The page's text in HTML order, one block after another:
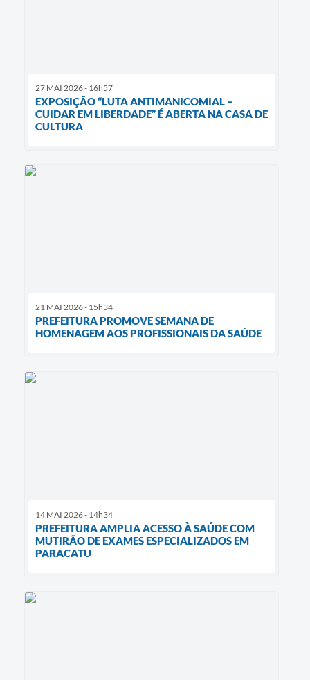
27 MAI 2026 - 16h57
EXPOSIÇÃO “LUTA ANTIMANICOMIAL –
CUIDAR EM LIBERDADE” É ABERTA NA CASA DE
CULTURA
21 MAI 2026 - 15h34
PREFEITURA PROMOVE SEMANA DE
HOMENAGEM AOS PROFISSIONAIS DA SAÚDE
14 MAI 2026 - 14h34
PREFEITURA AMPLIA ACESSO À SAÚDE COM
MUTIRÃO DE EXAMES ESPECIALIZADOS EM
PARACATU